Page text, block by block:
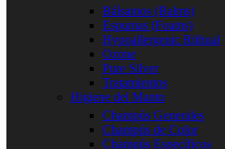
Bálsamos (Balms)
Espumas (Foams)
Hypoallergenic Rithual
Ozone
Pure Silver
Tratamientos
Higiene del Manto
Champús Generales
Champús de Color
Champús Específicos